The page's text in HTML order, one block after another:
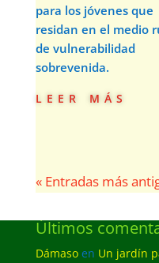
para los jóvenes que
residan en el medio
de vulnerabilidad
sobrevenida.
leer más
« Entradas más
Últimos
Dámasoen Un jardín